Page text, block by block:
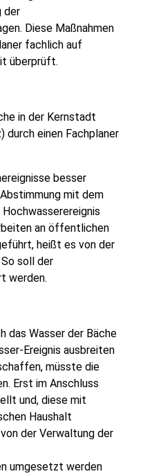
der
Diese Maßnahmen
fachlich auf
überprüft.
in der Kernstadt
durch einen Fachplaner
besser
mit dem
an öffentlichen
heißt es von der
soll der
werden.
das Wasser der Bäche
Ereignis ausbreiten
müsste die
Erst im Anschluss
und, diese mit
Haushalt
der Verwaltung der
umgesetzt werden